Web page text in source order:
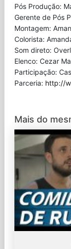
Pós Produção:
Gerente de Pós
Montagem:
Colorista:
Som direto:
Elenco: Cezar
Participação:
Parceria: http://
Mais do